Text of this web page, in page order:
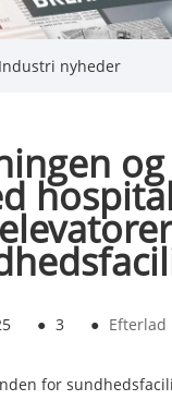
Industri nyheder
● 3 ● Efterlad
for